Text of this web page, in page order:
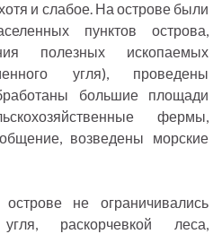
и слабое. На острове были
пунктов острова,
полезных ископаемых
угля), проведены
большие площади
фермы,
возведены морские
не ограничивались
раскорчевкой леса,